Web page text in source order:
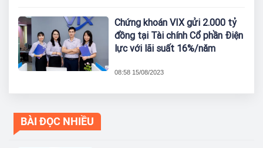
Chứng khoán VIX gửi 2.000 tỷ
đồng tại Tài chính Cổ phần Điện
lực với lãi suất 16%/năm
08:58 15/08/2023
BÀI ĐỌC NHIỀU